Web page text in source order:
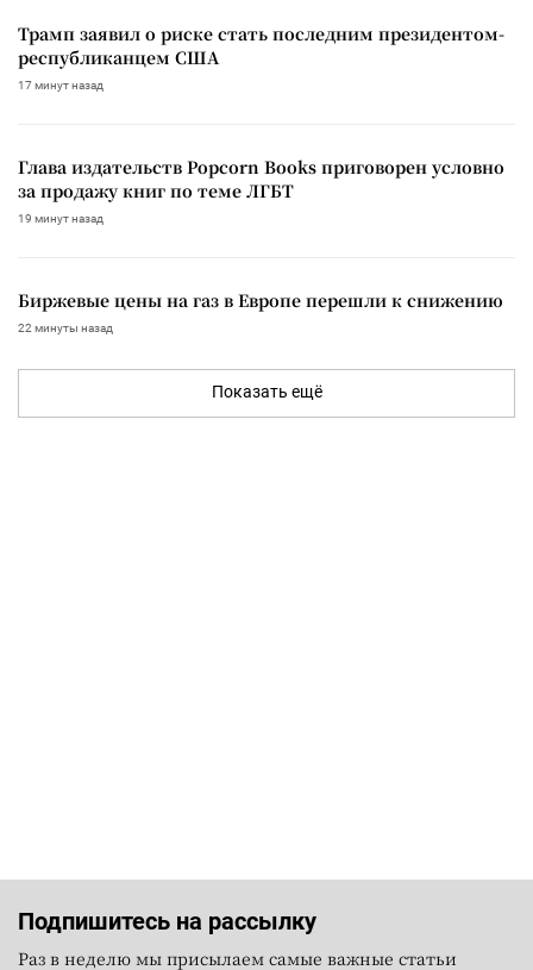
Трамп заявил о риске стать последним президентом-
республиканцем США
17 минут назад
Глава издательств Popcorn Books приговорен условно
за продажу книг по теме ЛГБТ
19 минут назад
Биржевые цены на газ в Европе перешли к снижению
22 минуты назад
Показать ещё
Подпишитесь на рассылку
Раз в неделю мы присылаем самые важные статьи